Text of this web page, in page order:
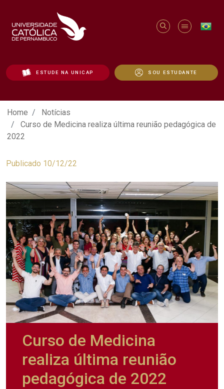
ESTUDE NA UNICAP SOU ESTUDANTE
Curso de Medicina realiza última
Home
Notícias
Curso de Medicina realiza última reunião pedagógica de
2022
Publicado 10/12/22
Curso de Medicina
realiza última reunião
pedagógica de 2022